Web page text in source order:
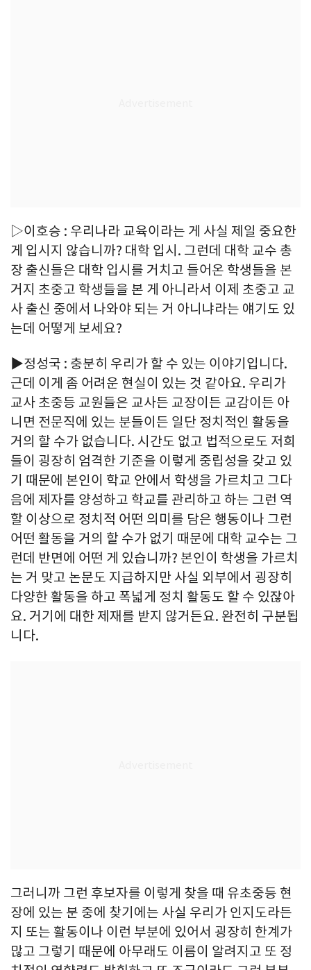
▷이호승 : 우리나라 교육이라는 게 사실 제일 중요한
게 입시지 않습니까? 대학 입시. 그런데 대학 교수 총
장 출신들은 대학 입시를 거치고 들어온 학생들을 본
거지 초중고 학생들을 본 게 아니라서 이제 초중고 교
사 출신 중에서 나와야 되는 거 아니냐라는 얘기도 있
는데 어떻게 보세요?
▶정성국 : 충분히 우리가 할 수 있는 이야기입니다.
근데 이게 좀 어려운 현실이 있는 것 같아요. 우리가
교사 초중등 교원들은 교사든 교장이든 교감이든 아
니면 전문직에 있는 분들이든 일단 정치적인 활동을
거의 할 수가 없습니다. 시간도 없고 법적으로도 저희
들이 굉장히 엄격한 기준을 이렇게 중립성을 갖고 있
기 때문에 본인이 학교 안에서 학생을 가르치고 그다
음에 제자를 양성하고 학교를 관리하고 하는 그런 역
할 이상으로 정치적 어떤 의미를 담은 행동이나 그런
어떤 활동을 거의 할 수가 없기 때문에 대학 교수는 그
런데 반면에 어떤 게 있습니까? 본인이 학생을 가르치
는 거 맞고 논문도 지급하지만 사실 외부에서 굉장히
다양한 활동을 하고 폭넓게 정치 활동도 할 수 있잖아
요. 거기에 대한 제재를 받지 않거든요. 완전히 구분됩
니다.
그러니까 그런 후보자를 이렇게 찾을 때 유초중등 현
장에 있는 분 중에 찾기에는 사실 우리가 인지도라든
지 또는 활동이나 이런 부분에 있어서 굉장히 한계가
많고 그렇기 때문에 아무래도 이름이 알려지고 또 정